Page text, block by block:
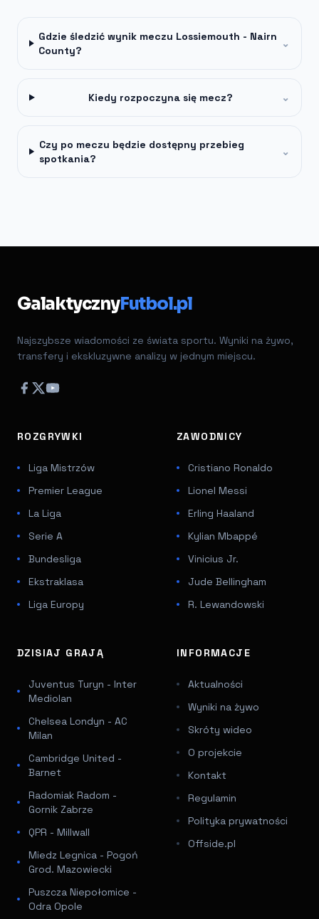
Gdzie śledzić wynik meczu Lossiemouth - Nairn
County?
⌄
Kiedy rozpoczyna się mecz? ⌄
Czy po meczu będzie dostępny przebieg
spotkania?
⌄
GalaktycznyFutbol.pl
Najszybsze wiadomości ze świata sportu. Wyniki na żywo,
transfery i ekskluzywne analizy w jednym miejscu.
ROZGRYWKI
Liga Mistrzów
Premier League
La Liga
Serie A
Bundesliga
Ekstraklasa
Liga Europy
ZAWODNICY
Cristiano Ronaldo
Lionel Messi
Erling Haaland
Kylian Mbappé
Vinicius Jr.
Jude Bellingham
R. Lewandowski
DZISIAJ GRAJĄ
Juventus Turyn - Inter
Mediolan
Chelsea Londyn - AC
Milan
Cambridge United -
Barnet
Radomiak Radom -
Gornik Zabrze
QPR - Millwall
Miedz Legnica - Pogoń
Grod. Mazowiecki
Puszcza Niepołomice -
Odra Opole
INFORMACJE
Aktualności
Wyniki na żywo
Skróty wideo
O projekcie
Kontakt
Regulamin
Polityka prywatności
Offside.pl